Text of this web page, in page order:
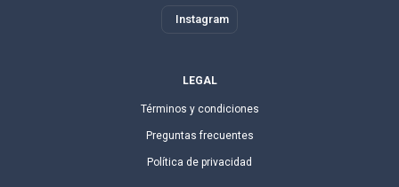
Instagram
LEGAL
Términos y condiciones
Preguntas frecuentes
Política de privacidad